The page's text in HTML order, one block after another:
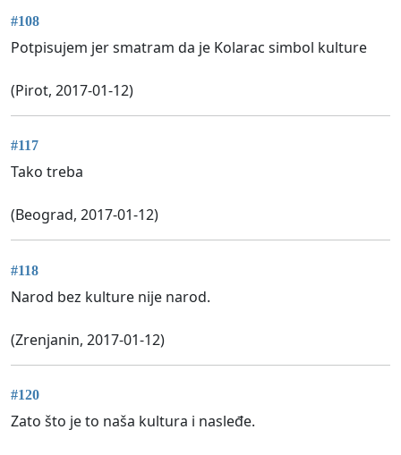
#108
Potpisujem jer smatram da je Kolarac simbol kulture
(Pirot, 2017-01-12)
#117
Tako treba
(Beograd, 2017-01-12)
#118
Narod bez kulture nije narod.
(Zrenjanin, 2017-01-12)
#120
Zato što je to naša kultura i nasleđe.